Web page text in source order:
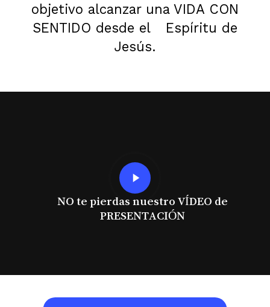
objetivo alcanzar una VIDA CON
SENTIDO desde el
Espíritu de
Jesús.
Play
Video
NO te pierdas nuestro VÍDEO de
PRESENTACIÓN